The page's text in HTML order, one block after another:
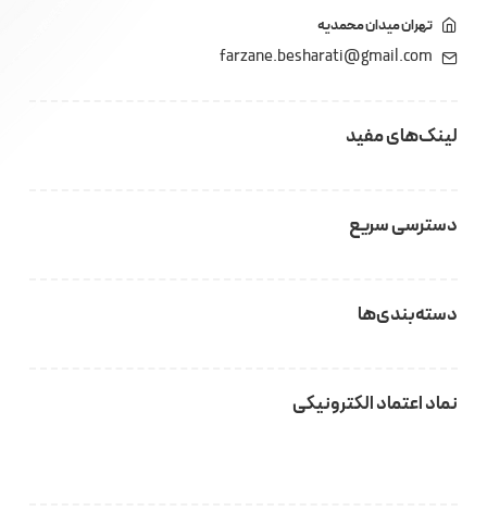
تهران میدان محمدیه
farzane.besharati@gmail.com
لینک‌های مفید
دسترسی سریع
دسته‌بندی‌ها
نماد اعتماد الکترونیکی